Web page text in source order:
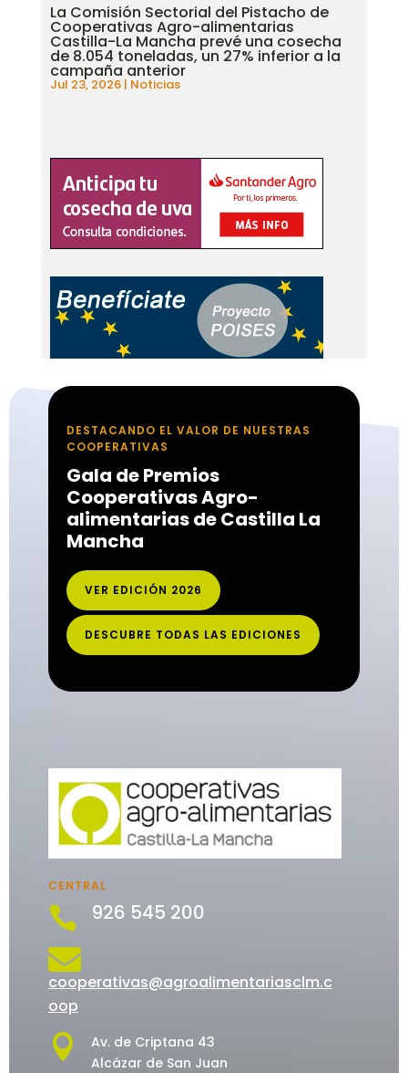
La Comisión Sectorial del Pistacho de
Cooperativas Agro-alimentarias
Castilla-La Mancha prevé una cosecha
de 8.054 toneladas, un 27% inferior a la
campaña anterior
Jul 23, 2026| Noticias
DESTACANDO EL VALOR DE NUESTRAS
COOPERATIVAS
Gala de Premios
Cooperativas Agro-
alimentarias de Castilla La
Mancha
VER EDICIÓN 2026
DESCUBRE TODAS LAS EDICIONES
CENTRAL
 926 545 200

cooperativas@agroalimentariasclm.c
oop

Av. de Criptana 43
Alcázar de San Juan